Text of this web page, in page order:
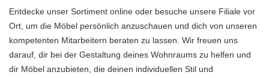
Entdecke unser Sortiment online oder besuche unsere Filiale vor
Ort, um die Möbel persönlich anzuschauen und dich von unseren
kompetenten Mitarbeitern beraten zu lassen. Wir freuen uns
darauf, dir bei der Gestaltung deines Wohnraums zu helfen und
dir Möbel anzubieten, die deinen individuellen Stil und